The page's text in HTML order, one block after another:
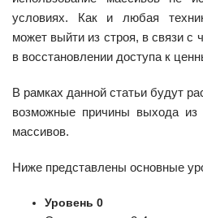
условиях. Как и любая
может выйти из строя, в связи с
в восстановлении доступа к
В рамках данной статьи будут
возможные причины выхода из
массивов.
Ниже представлены основные
Уровень 0